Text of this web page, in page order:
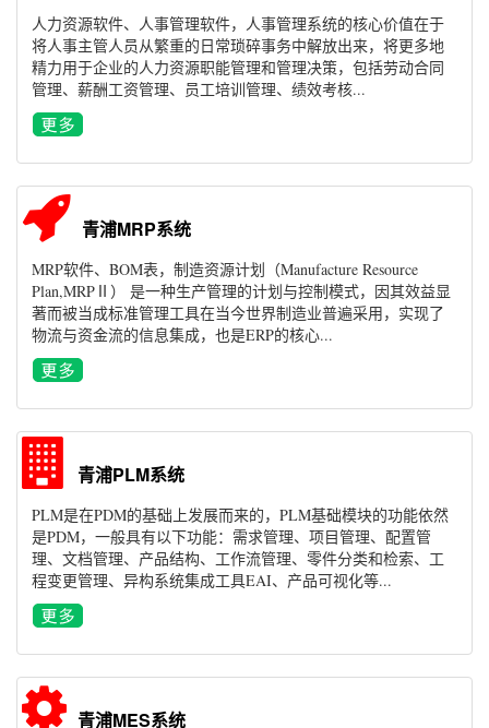
人力资源软件、人事管理软件，人事管理系统的核心价值在于
将人事主管人员从繁重的日常琐碎事务中解放出来，将更多地
精力用于企业的人力资源职能管理和管理决策，包括劳动合同
管理、薪酬工资管理、员工培训管理、绩效考核...
青浦MRP系统
MRP软件、BOM表，制造资源计划（Manufacture Resource
Plan,MRPⅡ） 是一种生产管理的计划与控制模式，因其效益显
著而被当成标准管理工具在当今世界制造业普遍采用，实现了
物流与资金流的信息集成，也是ERP的核心...
青浦PLM系统
PLM是在PDM的基础上发展而来的，PLM基础模块的功能依然
是PDM，一般具有以下功能：需求管理、项目管理、配置管
理、文档管理、产品结构、工作流管理、零件分类和检索、工
程变更管理、异构系统集成工具EAI、产品可视化等...
青浦MES系统